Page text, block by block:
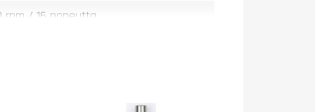
rpm / 16 nopeutta